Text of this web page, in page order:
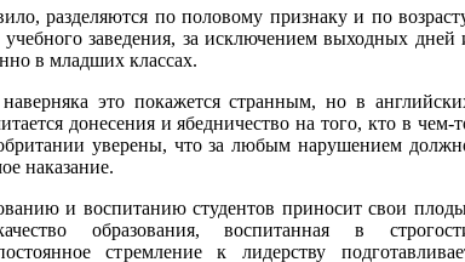
разделяются по половому признаку и по
заведения, за исключением выходных дней
в младших классах.
это покажется странным, но в
донесения и ябедничество на того, кто в чем-
уверены, что за любым нарушением
наказание.
и воспитанию студентов приносит свои
образования, воспитанная в
стремление к лидерству